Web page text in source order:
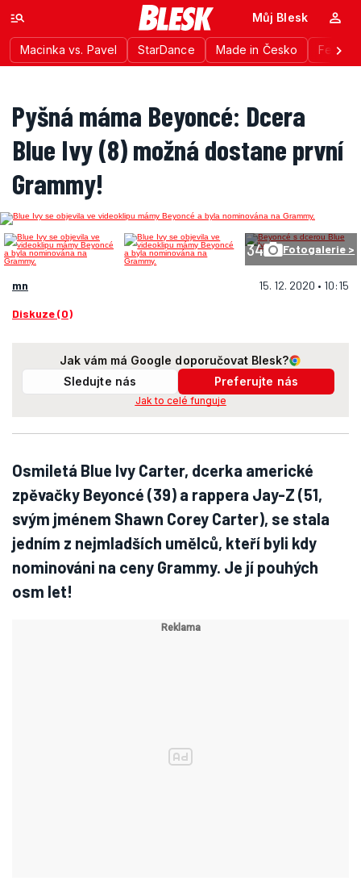
Macinka vs. Pavel StarDance Made in Česko
Můj Blesk
Pyšná máma Beyoncé: Dcera
Blue Ivy (8) možná dostane první
Grammy!
34 Fotogalerie >
mn 15. 12. 2020 • 10:15
Diskuze (0)
Jak vám má Google doporučovat Blesk?
Sledujte nás
Preferujte nás
Jak to celé funguje
Osmiletá Blue Ivy Carter, dcerka americké
zpěvačky Beyoncé (39) a rappera Jay-Z (51,
svým jménem Shawn Corey Carter), se stala
jedním z nejmladších umělců, kteří byli kdy
nominováni na ceny Grammy. Je jí pouhých
osm let!